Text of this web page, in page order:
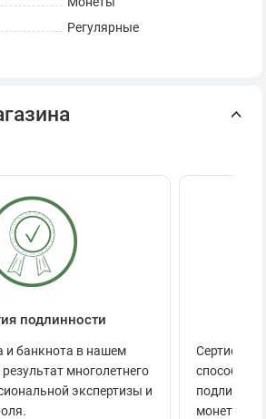
Регулярные
подлинности
и банкнота в нашем
многолетнего
экспертизы и
способов
монеты.